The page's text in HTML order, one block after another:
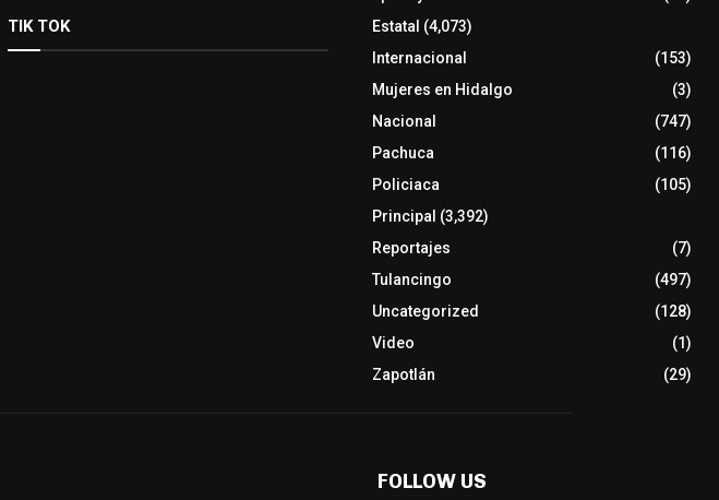
TIK TOK
Estatal (4,073)
Internacional
(153)
Mujeres en Hidalgo
(3)
Nacional
(747)
Pachuca
(116)
Policiaca
(105)
Principal (3,392)
Reportajes
(7)
Tulancingo
(497)
Uncategorized
(128)
Video
(1)
Zapotlán
(29)
FOLLOW US